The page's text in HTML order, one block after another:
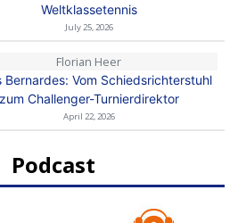
Weltklassetennis
July 25, 2026
Florian Heer
Bernardes: Vom Schiedsrichterstuhl
zum Challenger-Turnierdirektor
April 22, 2026
Podcast